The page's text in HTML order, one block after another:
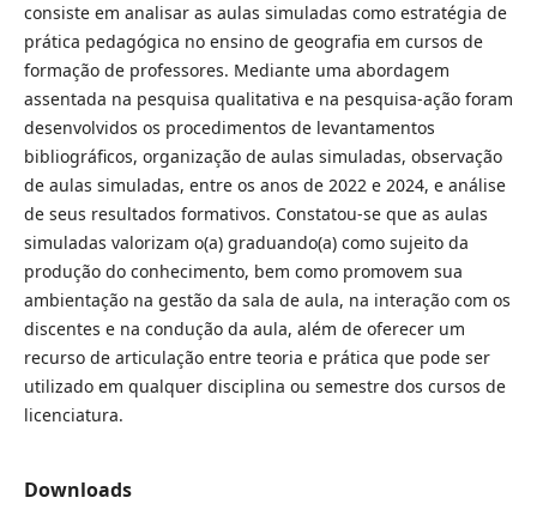
consiste em analisar as aulas simuladas como estratégia de
prática pedagógica no ensino de geografia em cursos de
formação de professores. Mediante uma abordagem
assentada na pesquisa qualitativa e na pesquisa-ação foram
desenvolvidos os procedimentos de levantamentos
bibliográficos, organização de aulas simuladas, observação
de aulas simuladas, entre os anos de 2022 e 2024, e análise
de seus resultados formativos. Constatou-se que as aulas
simuladas valorizam o(a) graduando(a) como sujeito da
produção do conhecimento, bem como promovem sua
ambientação na gestão da sala de aula, na interação com os
discentes e na condução da aula, além de oferecer um
recurso de articulação entre teoria e prática que pode ser
utilizado em qualquer disciplina ou semestre dos cursos de
licenciatura.
Downloads